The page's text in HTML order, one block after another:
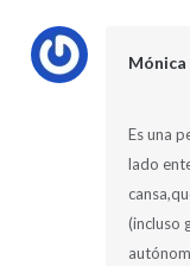
Mónica
Es una
lado
(incluso